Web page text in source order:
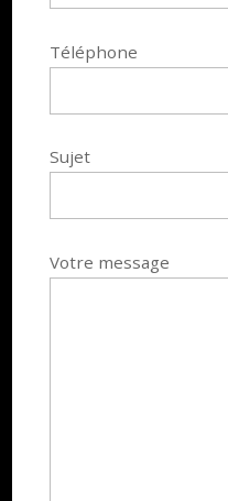
Téléphone
Sujet
Votre message